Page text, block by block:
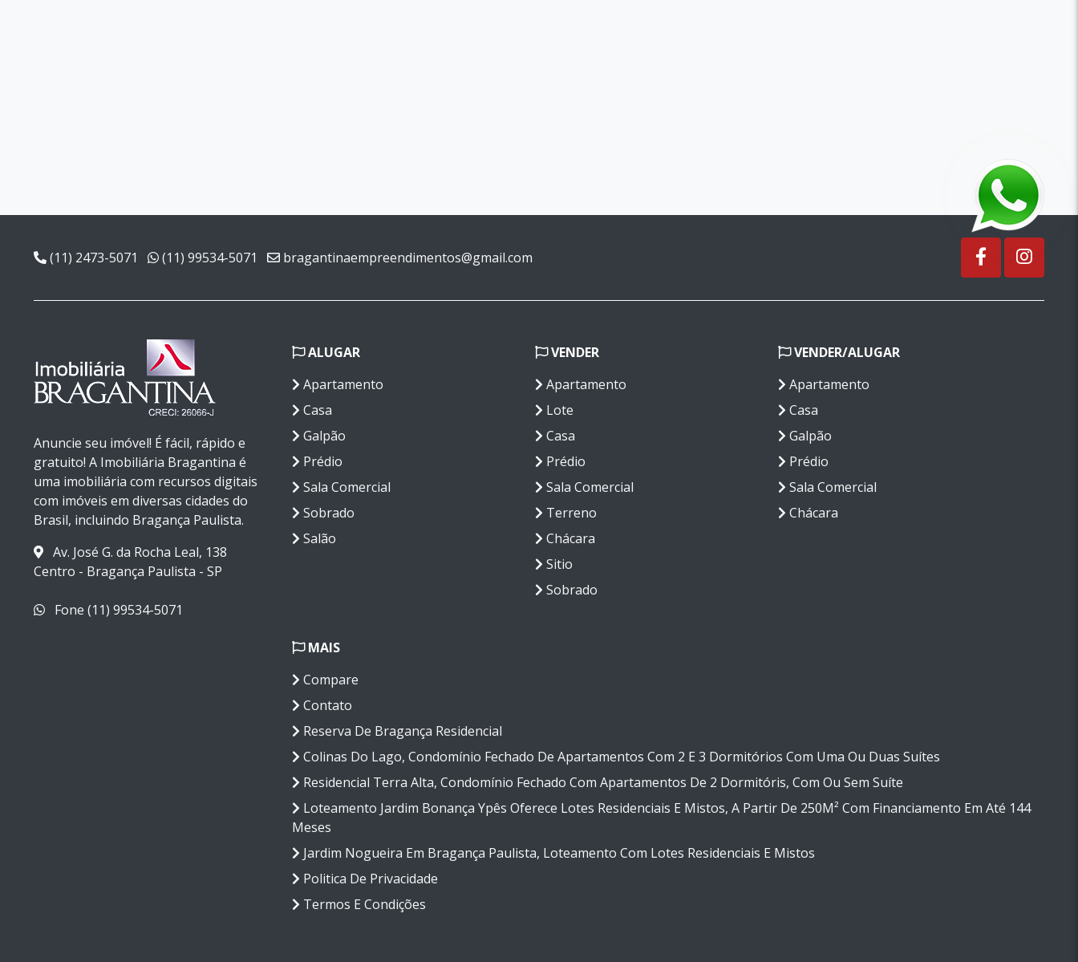
(11) 2473-5071 (11) 99534-5071 bragantinaempreendimentos@gmail.com
Anuncie seu imóvel! É fácil, rápido e
gratuito! A Imobiliária Bragantina é
uma imobiliária com recursos digitais
com imóveis em diversas cidades do
Brasil, incluindo Bragança Paulista.
Av. José G. da Rocha Leal, 138
Centro - Bragança Paulista - SP
Fone (11) 99534-5071
ALUGAR
Apartamento
Casa
Galpão
Prédio
Sala Comercial
Sobrado
Salão
VENDER
Apartamento
Lote
Casa
Prédio
Sala Comercial
Terreno
Chácara
Sitio
Sobrado
VENDER/ALUGAR
Apartamento
Casa
Galpão
Prédio
Sala Comercial
Chácara
MAIS
Compare
Contato
Reserva De Bragança Residencial
Colinas Do Lago, Condomínio Fechado De Apartamentos Com 2 E 3 Dormitórios Com Uma Ou Duas Suítes
Residencial Terra Alta, Condomínio Fechado Com Apartamentos De 2 Dormitóris, Com Ou Sem Suíte
Loteamento Jardim Bonança Ypês Oferece Lotes Residenciais E Mistos, A Partir De 250M² Com Financiamento Em Até 144
Meses
Jardim Nogueira Em Bragança Paulista, Loteamento Com Lotes Residenciais E Mistos
Politica De Privacidade
Termos E Condições